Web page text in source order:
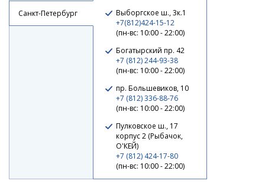
Санкт-Петербург
Выборгское ш., 3к.1
+7(812)424-15-12
(пн-вс: 10:00 - 22:00)
Богатырский пр. 42
+7 (812) 244-93-38
(пн-вс: 10:00 - 22:00)
пр. Большевиков, 10
+7 (812) 336-88-76
(пн-вс: 10:00 - 22:00)
Пулковское ш., 17
корпус 2 (Рыбачок,
О'КЕЙ)
+7 (812) 424-17-80
(пн-вс: 10:00 - 22:00)